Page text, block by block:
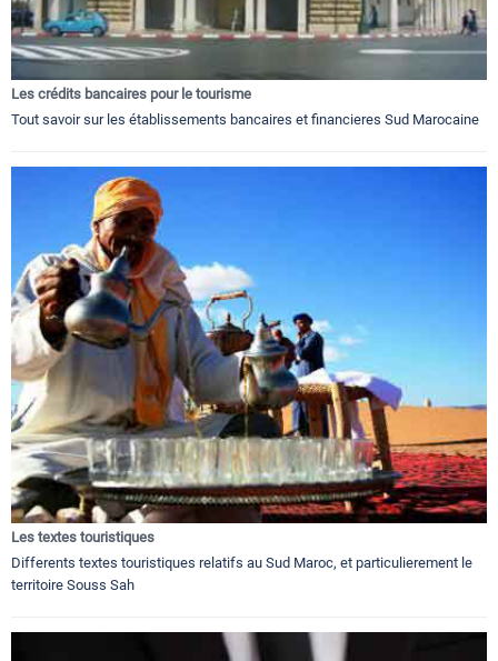
Les crédits bancaires pour le tourisme
Tout savoir sur les établissements bancaires et financieres Sud Marocaine
Les textes touristiques
Differents textes touristiques relatifs au Sud Maroc, et particulierement le
territoire Souss Sah